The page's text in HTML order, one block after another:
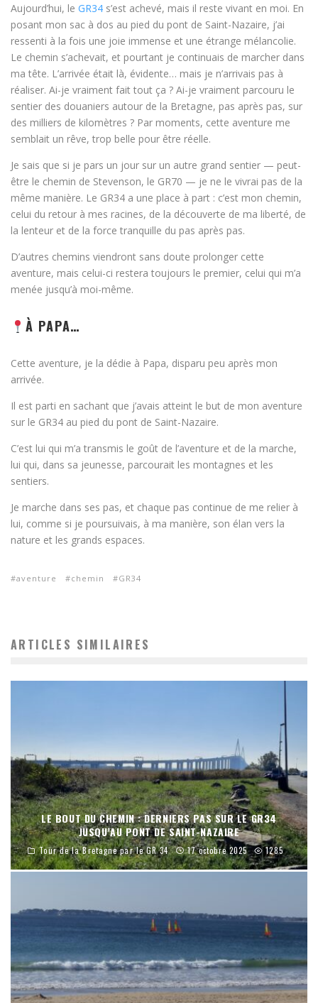
Aujourd’hui, le GR34 s’est achevé, mais il reste vivant en moi. En
posant mon sac à dos au pied du pont de Saint-Nazaire, j’ai
ressenti à la fois une joie immense et une étrange mélancolie.
Le chemin s’achevait, et pourtant je continuais de marcher dans
ma tête. L’arrivée était là, évidente… mais je n’arrivais pas à
réaliser. Ai-je vraiment fait tout ça ? Ai-je vraiment parcouru le
sentier des douaniers autour de la Bretagne, pas après pas, sur
des milliers de kilomètres ? Par moments, cette aventure me
semblait un rêve, trop belle pour être réelle.
Je sais que si je pars un jour sur un autre grand sentier — peut-
être le chemin de Stevenson, le GR70 — je ne le vivrai pas de la
même manière. Le GR34 a une place à part : c’est mon chemin,
celui du retour à mes racines, de la découverte de ma liberté, de
la lenteur et de la force tranquille du pas après pas.
D’autres chemins viendront sans doute prolonger cette
aventure, mais celui-ci restera toujours le premier, celui qui m’a
menée jusqu’à moi-même.
À PAPA…
Cette aventure, je la dédie à Papa, disparu peu après mon
arrivée.
Il est parti en sachant que j’avais atteint le but de mon aventure
sur le GR34 au pied du pont de Saint-Nazaire.
C’est lui qui m’a transmis le goût de l’aventure et de la marche,
lui qui, dans sa jeunesse, parcourait les montagnes et les
sentiers.
Je marche dans ses pas, et chaque pas continue de me relier à
lui, comme si je poursuivais, à ma manière, son élan vers la
nature et les grands espaces.
aventure chemin GR34
ARTICLES SIMILAIRES
LE BOUT DU CHEMIN : DERNIERS PAS SUR LE GR34
JUSQU’AU PONT DE SAINT-NAZAIRE
Tour de la Bretagne par le GR 34 17 octobre 2025 1285